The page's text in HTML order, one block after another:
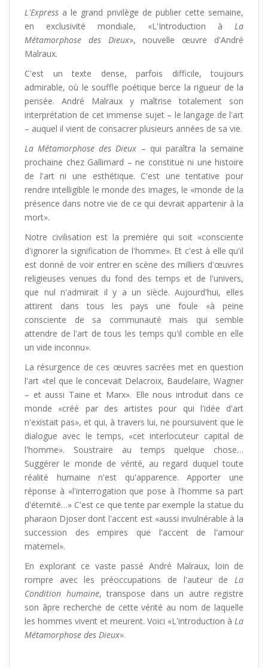
L'Express a le grand privilège de publier cette semaine,
en exclusivité mondiale, «L'Introduction à La
Métamorphose des Dieux», nouvelle œuvre d'André
Malraux.
C'est un texte dense, parfois difficile, toujours
admirable, où le souffle poétique berce la rigueur de la
pensée. André Malraux y maîtrise totalement son
interprétation de cet immense sujet – le langage de l'art
– auquel il vient de consacrer plusieurs années de sa vie.
La Métamorphose des Dieux – qui paraîtra la semaine
prochaine chez Gallimard – ne constitue ni une histoire
de l'art ni une esthétique. C'est une tentative pour
rendre intelligible le monde des images, le «monde de la
présence dans notre vie de ce qui devrait appartenir à la
mort».
Notre civilisation est la première qui soit «consciente
d'ignorer la signification de l'homme». Et c'est à elle qu'il
est donné de voir entrer en scène des milliers d'œuvres
religieuses venues du fond des temps et de l'univers,
que nul n'admirait il y a un siècle. Aujourd'hui, elles
attirent dans tous les pays une foule «à peine
consciente de sa communauté mais qui semble
attendre de l'art de tous les temps qu'il comble en elle
un vide inconnu».
La résurgence de ces œuvres sacrées met en question
l'art «tel que le concevait Delacroix, Baudelaire, Wagner
– et aussi Taine et Marx». Elle nous introduit dans ce
monde «créé par des artistes pour qui l'idée d'art
n'existait pas», et qui, à travers lui, ne poursuivent que le
dialogue avec le temps, «cet interlocuteur capital de
l'homme». Soustraire au temps quelque chose…
Suggérer le monde de vérité, au regard duquel toute
réalité humaine n'est qu'apparence. Apporter une
réponse à «l'interrogation que pose à l'homme sa part
d'éternité…» C'est ce que tente par exemple la statue du
pharaon Djoser dont l'accent est «aussi invulnérable à la
succession des empires que l'accent de l'amour
maternel».
En explorant ce vaste passé André Malraux, loin de
rompre avec les préoccupations de l'auteur de La
Condition humaine, transpose dans un autre registre
son âpre recherche de cette vérité au nom de laquelle
les hommes vivent et meurent. Voici «L'introduction à La
Métamorphose des Dieux».